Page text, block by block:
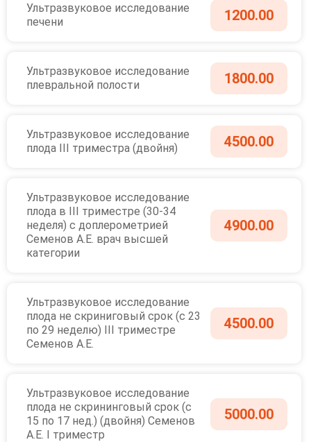
Ультразвуковое исследование
печени
1200.00
Ультразвуковое исследование
плевральной полости
1800.00
Ультразвуковое исследование
плода III триместра (двойня)
4500.00
Ультразвуковое исследование
плода в III триместре (30-34
неделя) с доплерометрией
Семенов А.Е. врач высшей
категории
4900.00
Ультразвуковое исследование
плода не скриниговый срок (с 23
по 29 неделю) III триместре
Семенов А.Е.
4500.00
Ультразвуковое исследование
плода не скрининговый срок (с
15 по 17 нед.) (двойня) Семенов
А.Е. I триместр
5000.00